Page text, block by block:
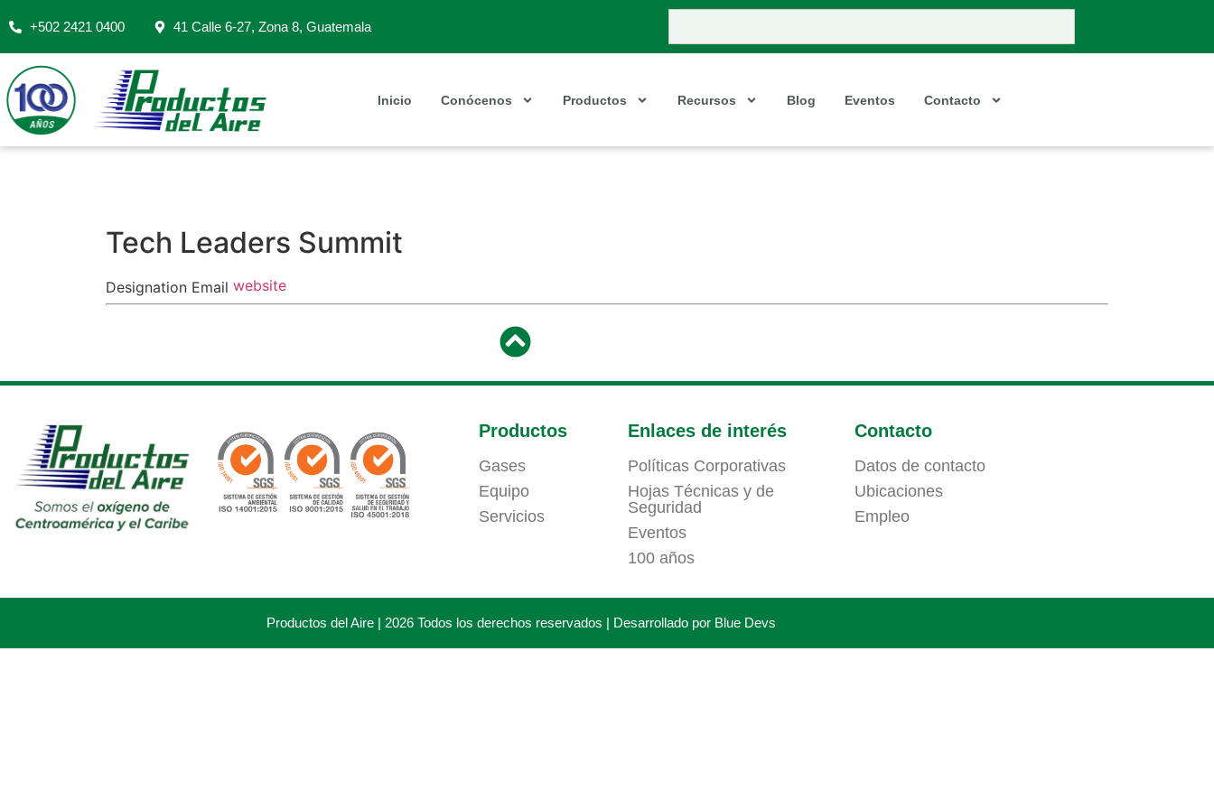
+502 2421 0400 41 Calle 6-27, Zona 8, Guatemala
Inicio Conócenos Productos Recursos Blog Eventos Contacto
Tech Leaders Summit
Designation Email website
Productos
Gases
Equipo
Servicios
Enlaces de interés
Políticas Corporativas
Hojas Técnicas y de
Seguridad
Eventos
100 años
Contacto
Datos de contacto
Ubicaciones
Empleo
Productos del Aire | 2026 Todos los derechos reservados | Desarrollado por Blue Devs